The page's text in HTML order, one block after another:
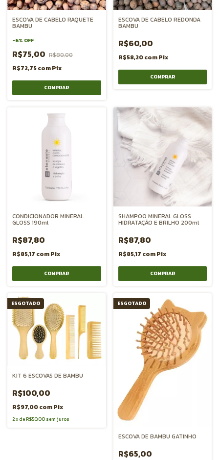
ESCOVA DE CABELO RAQUETE
BAMBU
-6% OFF
R$75,00 R$80,00
R$72,75comPix
ESCOVA DE CABELO REDONDA
BAMBU
R$60,00
R$58,20comPix
CONDICIONADOR MINERAL
GLOSS 190ml
R$87,80
R$85,17 comPix
SHAMPOO MINERAL GLOSS
HIDRATAÇÃO E BRILHO 200ml
R$87,80
R$85,17 comPix
ESGOTADO
KIT 6 ESCOVAS DE BAMBU
R$100,00
R$97,00comPix
2xdeR$50,00 sem juros
ESGOTADO
ESCOVA DE BAMBU GATINHO
R$65,00